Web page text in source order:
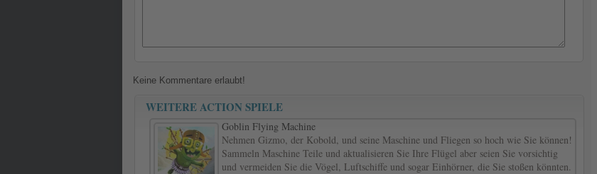
Keine Kommentare erlaubt!
WEITERE ACTION SPIELE
Goblin Flying Machine
Nehmen Gizmo, der Kobold, und seine Maschine und Fliegen so hoch wie Sie können!
Sammeln Maschine Teile und aktualisieren Sie Ihre Flügel aber seien Sie vorsichtig
und vermeiden Sie die Vögel, Luftschiffe und sogar Einhörner, die Sie stoßen könnten.